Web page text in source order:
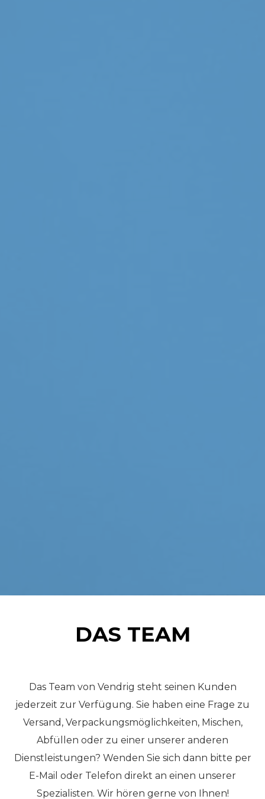
DAS TEAM
Das Team von Vendrig steht seinen Kunden
jederzeit zur Verfügung. Sie haben eine Frage zu
Versand, Verpackungsmöglichkeiten, Mischen,
Abfüllen oder zu einer unserer anderen
Dienstleistungen? Wenden Sie sich dann bitte per
E-Mail oder Telefon direkt an einen unserer
Spezialisten. Wir hören gerne von Ihnen!